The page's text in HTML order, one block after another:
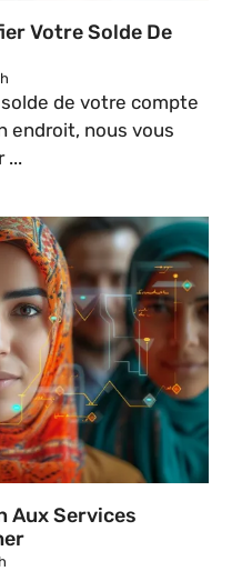
Votre Solde De
de votre compte
endroit, nous vous
...
Aux Services